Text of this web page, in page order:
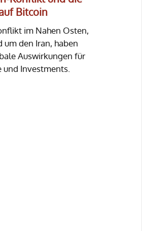
Bitcoin
im Nahen Osten,
um den Iran, haben
Auswirkungen für
und Investments.